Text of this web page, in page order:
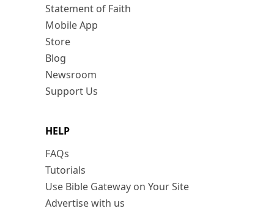
Statement of Faith
Mobile App
Store
Blog
Newsroom
Support Us
HELP
FAQs
Tutorials
Use Bible Gateway on Your Site
Advertise with us